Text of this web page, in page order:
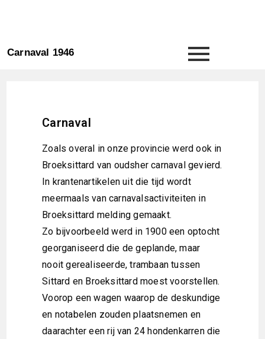
Carnaval 1946
Carnaval
Zoals overal in onze provincie werd ook in
Broeksittard van oudsher carnaval gevierd.
In krantenartikelen uit die tijd wordt
meermaals van carnavalsactiviteiten in
Broeksittard melding gemaakt.
Zo bijvoorbeeld werd in 1900 een optocht
georganiseerd die de geplande, maar
nooit gerealiseerde, trambaan tussen
Sittard en Broeksittard moest voorstellen.
Voorop een wagen waarop de deskundige
en notabelen zouden plaatsnemen en
daarachter een rij van 24 hondenkarren die